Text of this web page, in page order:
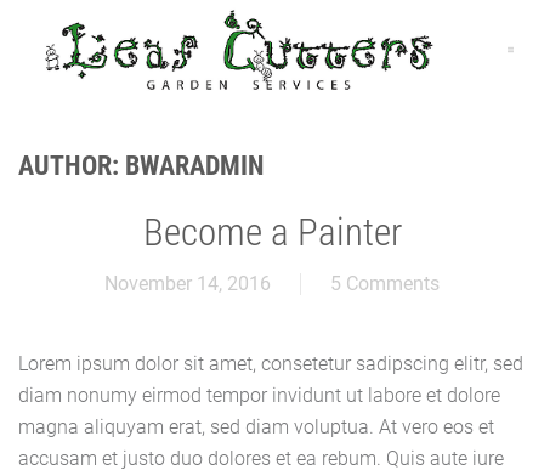
AUTHOR: BWARADMIN
Become a Painter
November 14, 2016 5 Comments
Lorem ipsum dolor sit amet, consetetur sadipscing elitr, sed
diam nonumy eirmod tempor invidunt ut labore et dolore
magna aliquyam erat, sed diam voluptua. At vero eos et
accusam et justo duo dolores et ea rebum. Quis aute iure